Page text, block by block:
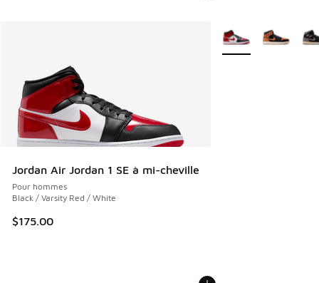
Jordan Air Jordan 1 SE à mi-cheville
Pour hommes
Black / Varsity Red / White
$175.00
Plus de couleurs